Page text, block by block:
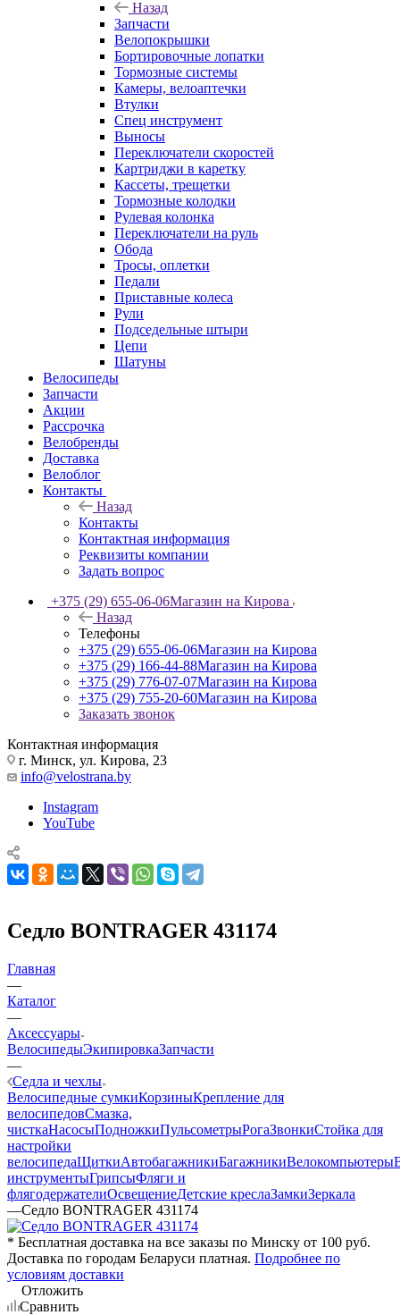
Назад
Запчасти
Велопокрышки
Бортировочные лопатки
Тормозные системы
Камеры, велоаптечки
Втулки
Спец инструмент
Выносы
Переключатели скоростей
Картриджи в каретку
Кассеты, трещетки
Тормозные колодки
Рулевая колонка
Переключатели на руль
Обода
Тросы, оплетки
Педали
Приставные колеса
Рули
Подседельные штыри
Цепи
Шатуны
Велосипеды
Запчасти
Акции
Рассрочка
Велобренды
Доставка
Велоблог
Контакты
Назад
Контакты
Контактная информация
Реквизиты компании
Задать вопрос
+375 (29) 655-06-06Магазин на Кирова
Назад
Телефоны
+375 (29) 655-06-06Магазин на Кирова
+375 (29) 166-44-88Магазин на Кирова
+375 (29) 776-07-07Магазин на Кирова
+375 (29) 755-20-60Магазин на Кирова
Заказать звонок
Контактная информация
г. Минск, ул. Кирова, 23
info@velostrana.by
Instagram
YouTube
Седло BONTRAGER 431174
Главная
—
Каталог
—
Аксессуары
ВелосипедыЭкипировкаЗапчасти
—
Седла и чехлы
Велосипедные сумкиКорзиныКрепление для
велосипедовСмазка,
чисткаНасосыПодножкиПульсометрыРогаЗвонкиСтойка для
настройки
велосипедаЩиткиАвтобагажникиБагажникиВелокомпьютеры
инструментыГрипсыФляги и
флягодержателиОсвещениеДетские креслаЗамкиЗеркала
—Седло BONTRAGER 431174
* Бесплатная доставка на все заказы по Минску от 100 руб.
Доставка по городам Беларуси платная. Подробнее по
условиям доставки
Отложить
Сравнить